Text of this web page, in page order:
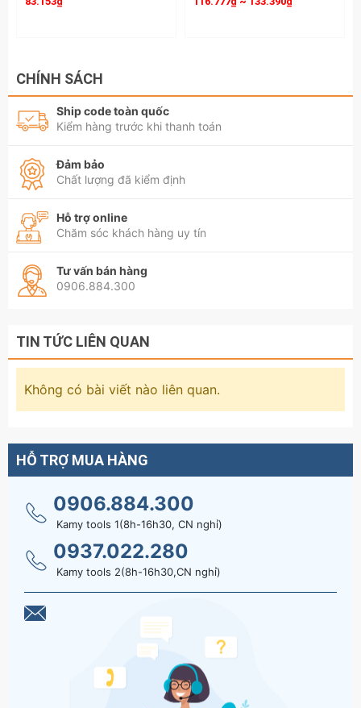
CHÍNH SÁCH
Ship code toàn quốc
Kiểm hàng trước khi thanh toán
Đảm bảo
Chất lượng đã kiểm định
Hỗ trợ online
Chăm sóc khách hàng uy tín
Tư vấn bán hàng
0906.884.300
TIN TỨC LIÊN QUAN
Không có bài viết nào liên quan.
HỖ TRỢ MUA HÀNG
0906.884.300
Kamy tools 1(8h-16h30, CN nghỉ)
0937.022.280
Kamy tools 2(8h-16h30,CN nghỉ)